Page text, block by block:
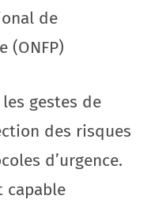
de
(ONFP)
gestes de
des risques
d’urgence.
capable